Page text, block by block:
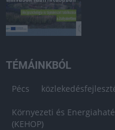
TÉMÁINKBÓL
Pécs
Környezeti és
(KEHOP)